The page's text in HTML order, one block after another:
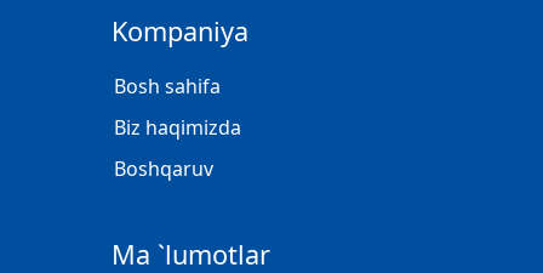
Kompaniya
Bosh sahifa
Biz haqimizda
Boshqaruv
Ma `lumotlar